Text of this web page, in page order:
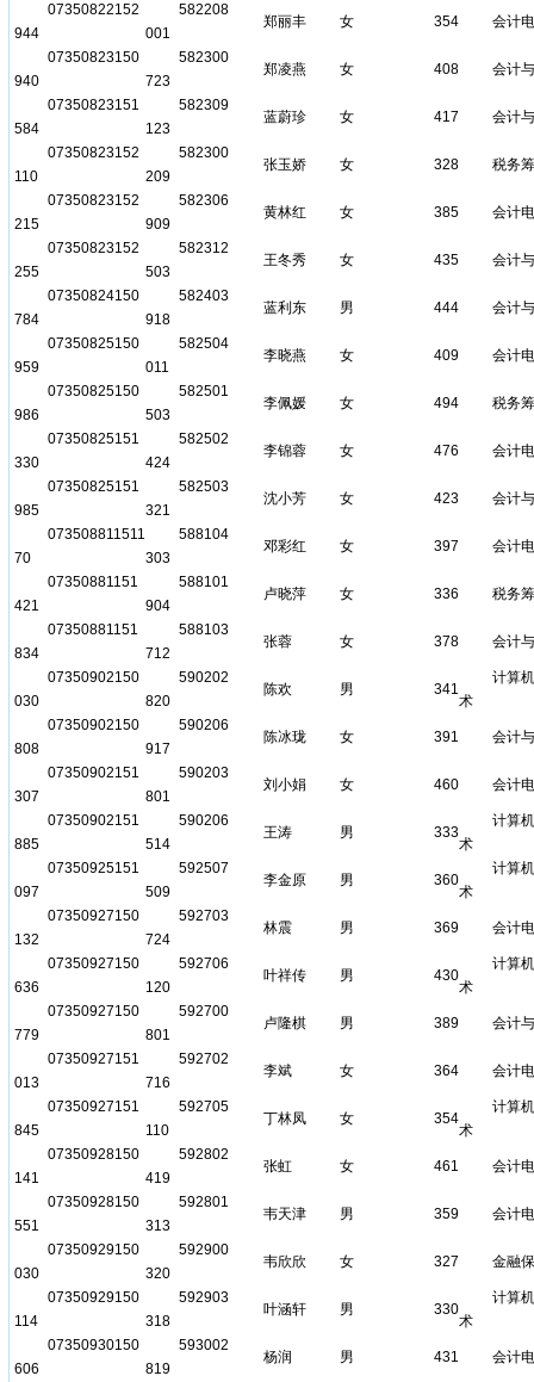
07350822152
944
582208
001
郑丽丰 女 354 会计
07350823150
940
582300
723
郑凌燕 女 408 会计
07350823151
584
582309
123
蓝蔚珍 女 417 会计
07350823152
110
582300
209
张玉娇 女 328 税务
07350823152
215
582306
909
黄林红 女 385 会计
07350823152
255
582312
503
王冬秀 女 435 会计
07350824150
784
582403
918
蓝利东 男 444 会计
07350825150
959
582504
011
李晓燕 女 409 会计
07350825150
986
582501
503
李佩媛 女 494 税务
07350825151
330
582502
424
李锦蓉 女 476 会计
07350825151
985
582503
321
沈小芳 女 423 会计
073508811511
70
588104
303
邓彩红 女 397 会计
07350881151
421
588101
904
卢晓萍 女 336 税务
07350881151
834
588103
712
张蓉 女 378 会计
07350902150
030
590202
820
陈欢 男 341
计算
术
07350902150
808
590206
917
陈冰珑 女 391 会计
07350902151
307
590203
801
刘小娟 女 460 会计
07350902151
885
590206
514
王涛 男 333
计算
术
07350925151
097
592507
509
李金原 男 360
计算
术
07350927150
132
592703
724
林震 男 369 会计
07350927150
636
592706
120
叶祥传 男 430
计算
术
07350927150
779
592700
801
卢隆棋 男 389 会计
07350927151
013
592702
716
李斌 女 364 会计
07350927151
845
592705
110
丁林凤 女 354
计算
术
07350928150
141
592802
419
张虹 女 461 会计
07350928150
551
592801
313
韦天津 男 359 会计
07350929150
030
592900
320
韦欣欣 女 327 金融
07350929150
114
592903
318
叶涵轩 男 330
计算
术
07350930150
606
593002
819
杨润 男 431 会计